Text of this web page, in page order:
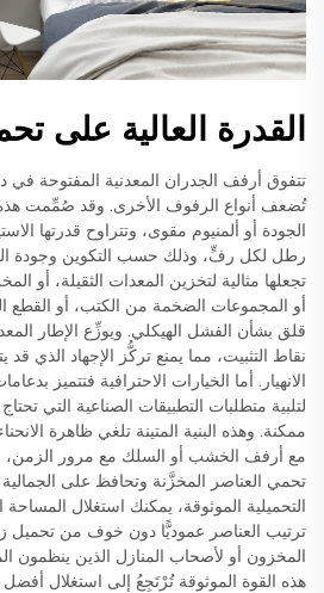
القدرة العالية على
تتفوق أرفف الجدران المعدنية المفتوحة في
تُضعف أنواع الرفوف الأخرى. وقد صُمِّمت هذه
رطل لكل رفٍّ، وذلك حسب التكوين وجودة
تجعلها مثالية لتخزين المعدات الثقيلة، أو
أو المجموعات الضخمة من الكتب، أو القطع
قلق بشأن الفشل الهيكلي. ويوزِّع الإطار
نقاط التثبيت، مما يمنع تركُّز الإجهاد الذي
الانهيار. أما الخيارات الاحترافية فتتميز
لتلبية متطلبات التطبيقات الصناعية التي
ممكنة. وهذه البنية المتينة تلغي ظاهرة
مع أرفف الخشب أو السلك مع مرور
تحمي العناصر المخزَّنة وتحافظ على
التحميلية الموثوقة، يمكنك استغلال المساحة
ترتيب العناصر عموديًّا دون خوف من تحميل
المخزون أو لأصحاب المنازل الذين ينظمون
هذه القوة الموثوقة تُرْتَجِعُ إلى استغلال